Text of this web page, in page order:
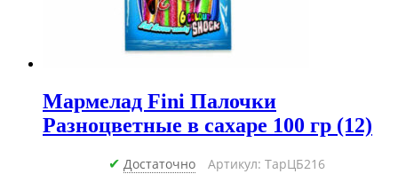
Мармелад Fini Палочки
Разноцветные в сахаре 100 гр (12)
✔ Достаточно Артикул: ТарЦБ216